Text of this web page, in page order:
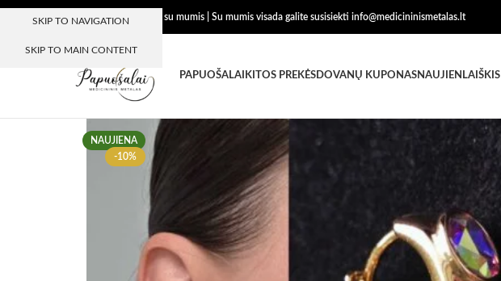
SKIP TO NAVIGATION
SKIP TO MAIN CONTENT
Dėkojame, kad esate su mumis | Su mumis visada galite susisiekti info@medicininismetalas.lt
PAPUOŠALAI KITOS PREKĖSDOVANŲ KUPONASNAUJIENLAIŠKIS
-10%
NAUJIENA